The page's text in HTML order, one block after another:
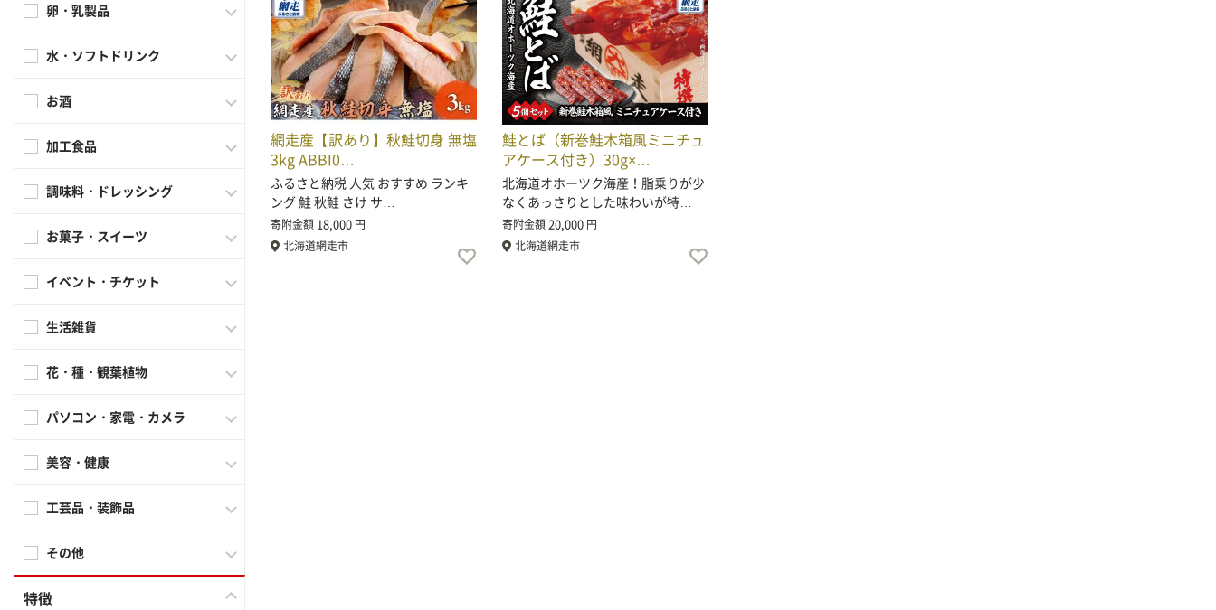
卵・乳製品
水・ソフトドリンク
お酒
加工食品
調味料・ドレッシング
お菓子・スイーツ
イベント・チケット
生活雑貨
花・種・観葉植物
パソコン・家電・カメラ
美容・健康
工芸品・装飾品
その他
特徴
網走産【訳あり】秋鮭切身 無塩
3kg ABBI0…
ふるさと納税 人気 おすすめ ランキ
ング 鮭 秋鮭 さけ サ…
寄附金額 18,000 円
北海道網走市
鮭とば（新巻鮭木箱風ミニチュ
アケース付き）30g×…
北海道オホーツク海産！脂乗りが少
なくあっさりとした味わいが特…
寄附金額20,000 円
北海道網走市